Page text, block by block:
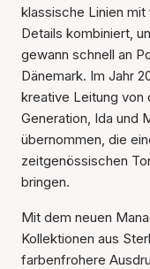
klassische Linien
Details kombiniert,
gewann schnell an
Dänemark. Im Jahr
kreative Leitung von
Generation, Ida und
übernommen, die
zeitgenössischen
bringen.
Mit dem neuen
Kollektionen aus
farbenfrohere